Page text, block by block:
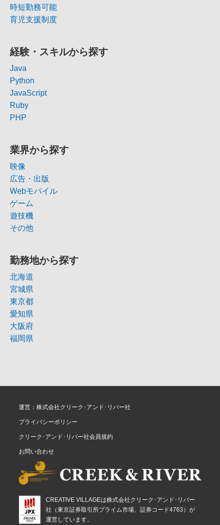
時短勤務可能
育児支援制度
経験・スキルから探す
Java
Python
JavaScript
Ruby
PHP
業界から探す
映像
広告・出版
Webモバイル
ゲーム
遊技機
その他
勤務地から探す
北海道
宮城県
東京都
愛知県
大阪府
福岡県
運営：株式会社クリーク･アンド･リバー社
プライバシーポリシー
クリーク･アンド･リバー社会員規約
お問い合わせ
CREATIVE VILLAGEは株式会社クリーク･アンド･リバー
社（東京証券取引所プライム市場、証券コード4763）が
運営しています。